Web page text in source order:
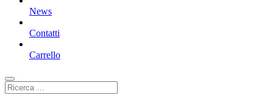
News
Contatti
Carrello